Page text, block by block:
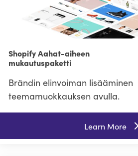
Shopify Aahat-aiheen
mukautuspaketti
Brändin elinvoiman lisääminen
teemamuokkauksen avulla.
Learn More